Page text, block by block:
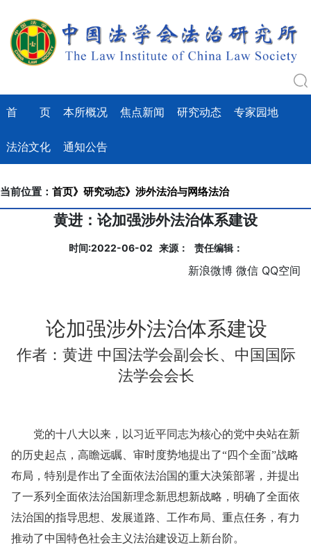
首 页 本所概况 焦点新闻 研究动态 专家园地
法治文化 通知公告
当前位置： 首页》 研究动态》 涉外法治与网络法治
黄进：论加强涉外法治体系建设
时间:2022-06-02 来源： 责任编辑：
新浪微博 微信 QQ空间
论加强涉外法治体系建设
作者：黄进 中国法学会副会长、中国国际
法学会会长
党的十八大以来，以习近平同志为核心的党中央站在新
的历史起点，高瞻远瞩、审时度势地提出了“四个全面”战略
布局，特别是作出了全面依法治国的重大决策部署，并提出
了一系列全面依法治国新理念新思想新战略，明确了全面依
法治国的指导思想、发展道路、工作布局、重点任务，有力
推动了中国特色社会主义法治建设迈上新台阶。